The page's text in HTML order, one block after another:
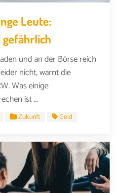
Leute:
gefährlich
und an der Börse reich
nicht, warnt die
Was einige
ist ...
Zukunft Geld